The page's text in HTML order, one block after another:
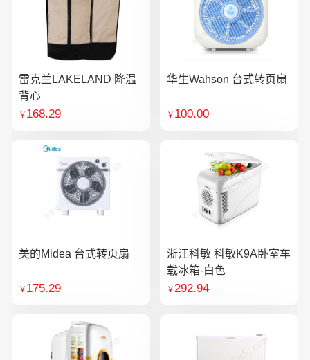
雷克兰LAKELAND 降温
背心
￥ 168.29
华生Wahson 台式转页扇
￥ 100.00
美的Midea 台式转页扇
￥ 175.29
浙江科敏 科敏K9A卧室车
载冰箱-白色
￥292.94